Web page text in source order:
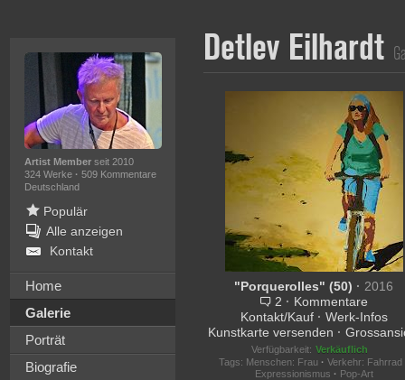
Artist Memberseit 2010
324 Werke · 509 Kommentare
Deutschland
Populär
Alle anzeigen
Kontakt
Home
Galerie
Porträt
Biografie
Detlev Eilhardt
"Porquerolles" (50) · 2016
2 · Kommentare
Kontakt/Kauf · Werk-Infos
Kunstkarte versenden ·
Verfügbarkeit: Verkäuflich
Tags: Menschen: Frau · Verkehr: Fahrrad
Expressionismus · Pop-Art